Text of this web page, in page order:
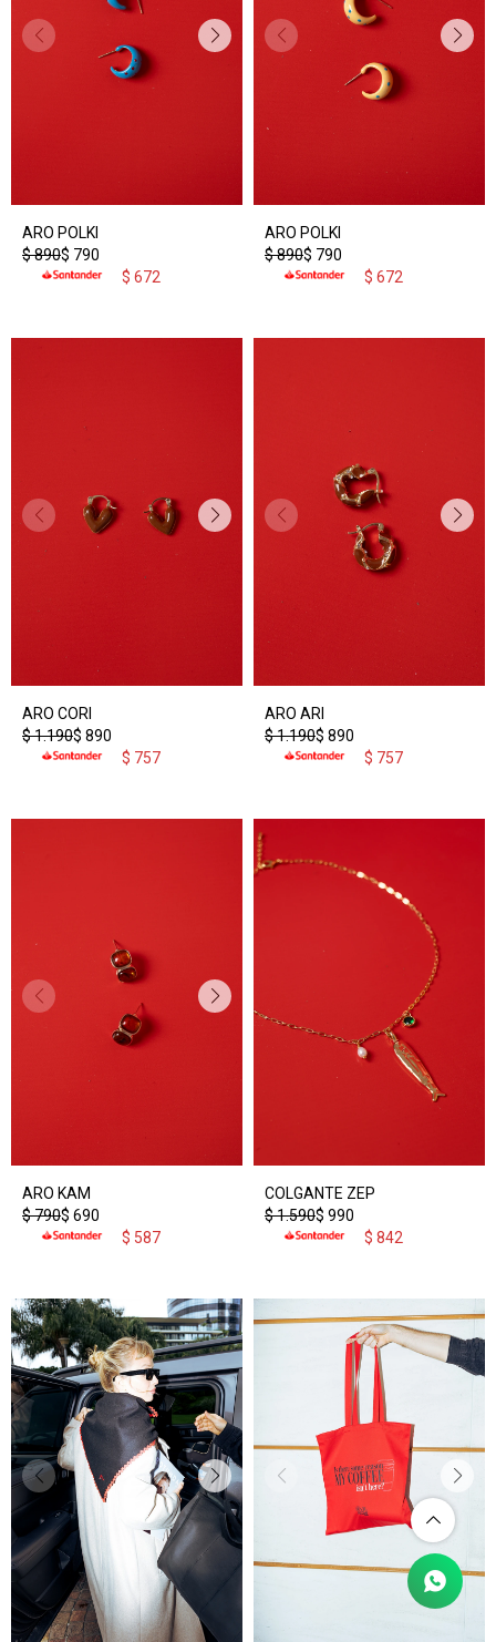
ARO POLKI
$ 790
$890
$ 672
ARO POLKI
$ 790
$890
$ 672
ARO CORI
$ 890
$1.190
$ 757
ARO ARI
$ 890
$1.190
$ 757
ARO KAM
$ 690
$790
$ 587
COLGANTE ZEP
$ 990
$1.590
$ 842